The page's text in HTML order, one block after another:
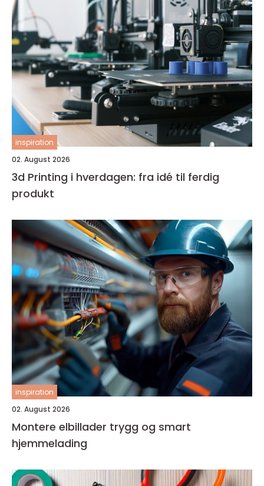
inspiration
02. August 2026
3d Printing i hverdagen: fra idé til ferdig
produkt
inspiration
02. August 2026
Montere elbillader trygg og smart
hjemmelading